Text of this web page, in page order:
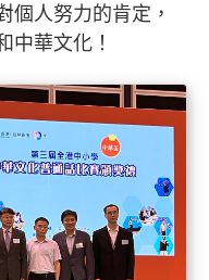
個人努力的肯定，
中華文化！